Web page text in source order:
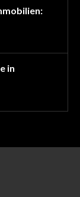
in